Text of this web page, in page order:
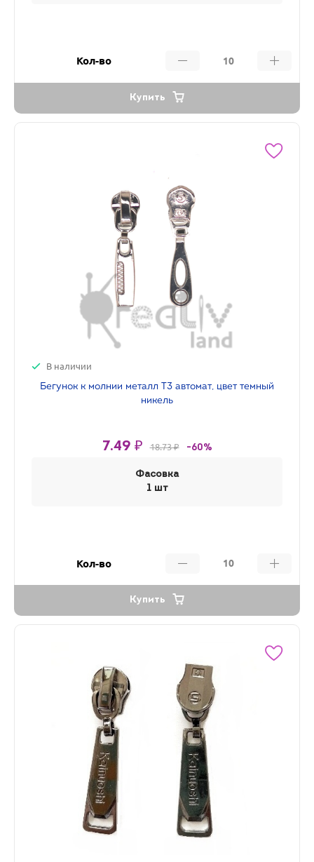
Кол-во
Купить
В наличии
Бегунок к молнии металл Т3 автомат, цвет темный
никель
7.49 ₽ 18.73 ₽ -60%
Фасовка
1 шт
Кол-во
Купить